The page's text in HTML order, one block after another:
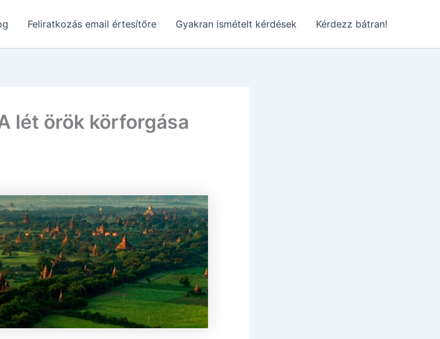
Feliratkozás email értesítőre Gyakran ismételt kérdések Kérdezz bátran!
lét örök körforgása